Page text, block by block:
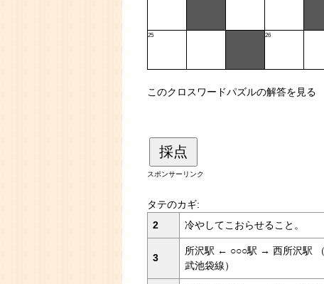
25 26
このクロスワードパズルの解答を見る
採点
スポンサーリンク
タテのカギ:
2
冷やしてこおらせること。
3
所沢駅 ← ○○○駅 → 西所沢駅
武池袋線）